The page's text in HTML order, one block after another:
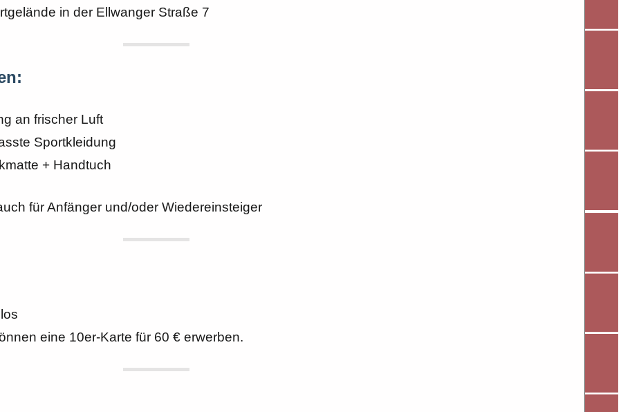
in der Ellwanger Straße 7
:
an frischer Luft
Sportkleidung
+ Handtuch
für Anfänger und/oder Wiedereinsteiger
eine 10er-Karte für 60 € erwerben.